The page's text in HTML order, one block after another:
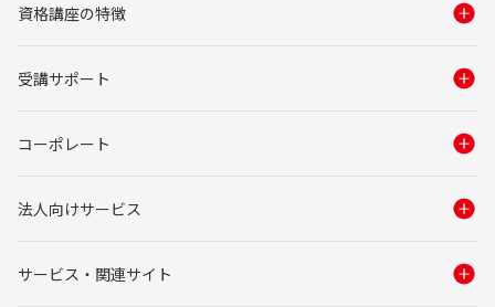
資格講座の特徴
受講サポート
コーポレート
法人向けサービス
サービス・関連サイト